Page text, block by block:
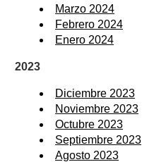
Marzo 2024
Febrero 2024
Enero 2024
2023
Diciembre 2023
Noviembre 2023
Octubre 2023
Septiembre 2023
Agosto 2023